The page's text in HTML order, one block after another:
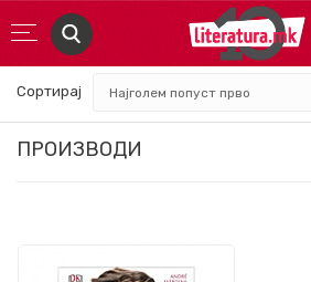
ПРОИЗВОДИ
Сортирај